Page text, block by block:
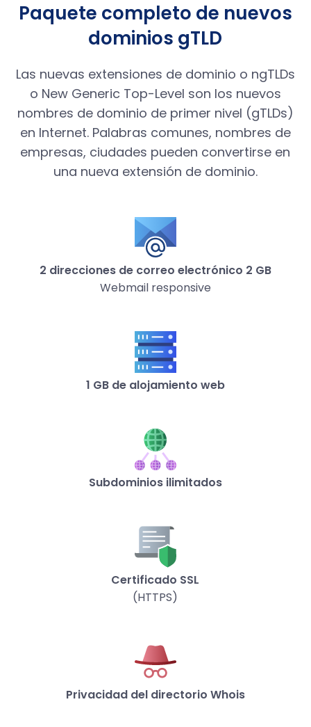
Paquete completo de nuevos
dominios gTLD
Las nuevas extensiones de dominio o ngTLDs
o New Generic Top-Level son los nuevos
nombres de dominio de primer nivel (gTLDs)
en Internet. Palabras comunes, nombres de
empresas, ciudades pueden convertirse en
una nueva extensión de dominio.
2 direcciones de correo electrónico 2 GB
Webmail responsive
1 GB de alojamiento web
Subdominios ilimitados
Certificado SSL
(HTTPS)
Privacidad del directorio Whois